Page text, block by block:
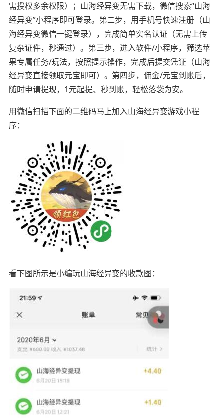
需授权多余权限）；山海经异变无需下载，微信搜索“山海
经异变”小程序即可登录。第二步，用手机号快速注册（山
海经异变微信一键登录），完成简单实名认证（无需上传
复杂证件，秒通过）。第三步，进入软件/小程序，筛选苹
果专属任务/玩法，按照提示操作，完成后提交凭证（山海
经异变直接领取元宝即可）。第四步，佣金/元宝到账后，
随时申请提现，1元起提、秒到账，轻松落袋为安。
用微信扫描下面的二维码马上加入山海经异变游戏小程
序：
看下图所示是小编玩山海经异变的收款图：